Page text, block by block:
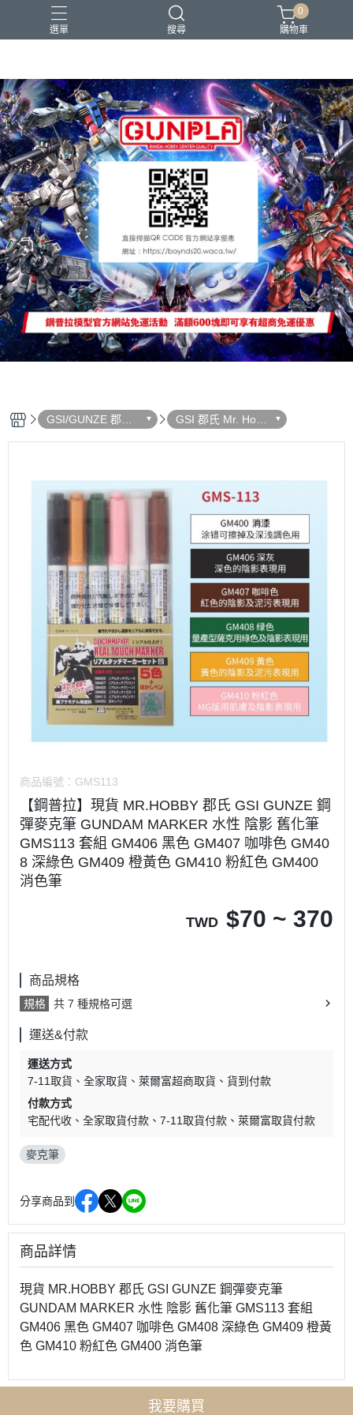
選單 搜尋
Gopro Hero 9 PG 1/60 耳機 鋼彈 鋼普拉
0
購物車
GSI/GUNZE 郡氏
模型漆料
GSI 郡氏 Mr. Hobb
y 麥克筆
商品編號： GMS113
【鋼普拉】現貨 MR.HOBBY 郡氏 GSI GUNZE 鋼
彈麥克筆 GUNDAM MARKER 水性 陰影 舊化筆
GMS113 套組 GM406 黑色 GM407 咖啡色 GM40
8 深綠色 GM409 橙黃色 GM410 粉紅色 GM400
消色筆
TWD $70 ~ 370
商品規格
規格 共 7 種規格可選
運送&付款
運送方式
7-11取貨
全家取貨 萊爾富超商取貨
貨到付款
付款方式
宅配代收
全家取貨付款 7-11取貨付款 萊爾富取貨付款
麥克筆
分享商品到
商品詳情
現貨 MR.HOBBY 郡氏 GSI GUNZE 鋼彈麥克筆
GUNDAM MARKER 水性 陰影 舊化筆 GMS113 套組
GM406 黑色 GM407 咖啡色 GM408 深綠色 GM409 橙黃
色 GM410 粉紅色 GM400 消色筆
我要購買